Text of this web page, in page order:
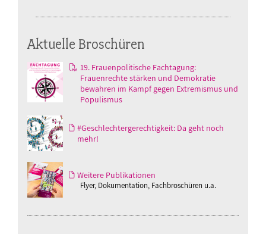
Aktuelle Broschüren
19. Frauenpolitische Fachtagung:
Frauenrechte stärken und Demokratie
bewahren im Kampf gegen Extremismus und
Populismus
#Geschlechtergerechtigkeit: Da geht noch
mehr!
Weitere Publikationen
Flyer, Dokumentation, Fachbroschüren u.a.